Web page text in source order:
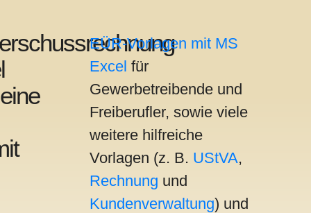
EÜR-Vorlagen mit MS
Excel für
Gewerbetreibende und
Freiberufler, sowie viele
weitere hilfreiche
Vorlagen (z. B. UStVA,
Rechnung und
Kundenverwaltung) und